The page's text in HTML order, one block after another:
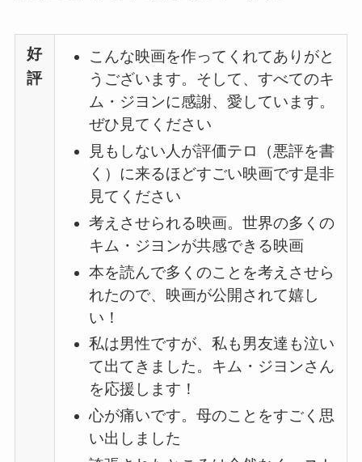
好
評
こんな映画を作ってくれてありがと
うございます。そして、すべてのキ
ム・ジヨンに感謝、愛しています。
ぜひ見てください
見もしない人が評価テロ（悪評を書
く）に来るほどすごい映画です是非
見てください
考えさせられる映画。世界の多くの
キム・ジヨンが共感できる映画
本を読んで多くのことを考えさせら
れたので、映画が公開されて嬉し
い！
私は男性ですが、私も男友達も泣い
て出てきました。キム・ジヨンさん
を応援します！
心が痛いです。母のことをすごく思
い出しました